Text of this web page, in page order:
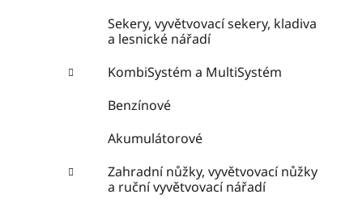
Sekery, vyvětvovací sekery, kladiva
a lesnické nářadí
KombiSystém a MultiSystém
Benzínové
Akumulátorové
Zahradní nůžky, vyvětvovací nůžky
a ruční vyvětvovací nářadí